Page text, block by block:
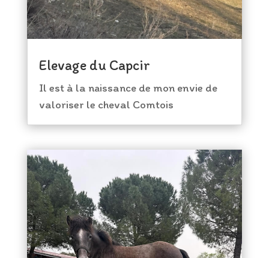
Elevage du Capcir
Il est à la naissance de mon envie de
valoriser le cheval Comtois